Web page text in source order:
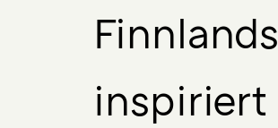
Finnlands
inspiriert